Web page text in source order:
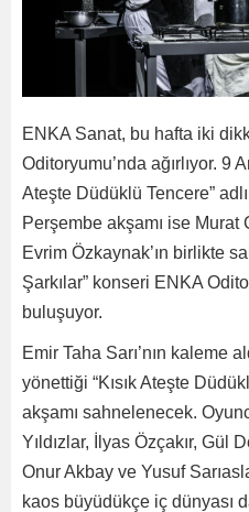
ENKA Sanat, bu hafta iki
Oditoryumu’nda ağırlıyor. 9
Ateşte Düdüklü Tencere”
Perşembe akşamı ise Murat
Evrim Özkaynak’ın birlikte
Şarkılar” konseri ENKA
buluşuyor.
Emir Taha Sarı’nın kaleme
yönettiği “Kısık Ateşte
akşamı sahnelenecek.
Yıldızlar, İlyas Özçakır, Gül
Onur Akbay ve Yusuf
kaos büyüdükçe iç dünyası